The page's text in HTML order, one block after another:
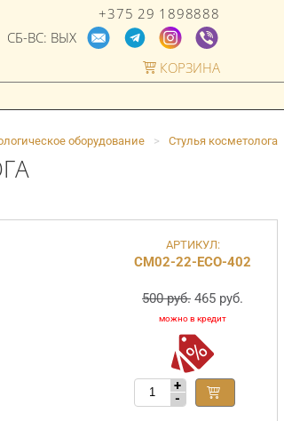
+375 29 1898888
СБ-ВС: ВЫХ
КОРЗИНА
оборудование > Стулья косметолога
АРТИКУЛ:
СМ02-22-ECO-402
500 руб. 465 руб.
+
-